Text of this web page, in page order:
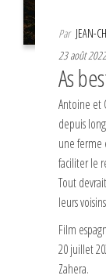
Par JEAN-
23 août
As
Antoine et
depuis
une ferme
faciliter le
Tout
leurs
Film
20 juillet
Zahera.